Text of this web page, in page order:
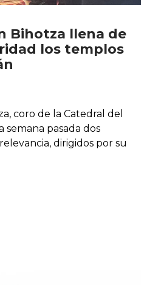
Bihotza llena de
los templos
coro de la Catedral del
semana pasada dos
dirigidos por su